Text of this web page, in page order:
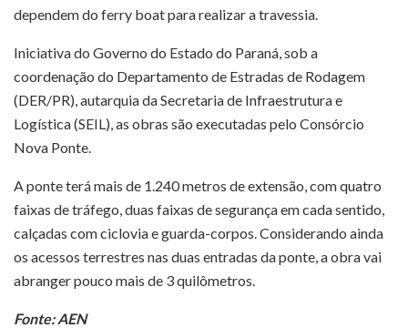
dependem do ferry boat para realizar a travessia.
Iniciativa do Governo do Estado do Paraná, sob a
coordenação do Departamento de Estradas de Rodagem
(DER/PR), autarquia da Secretaria de Infraestrutura e
Logística (SEIL), as obras são executadas pelo Consórcio
Nova Ponte.
A ponte terá mais de 1.240 metros de extensão, com quatro
faixas de tráfego, duas faixas de segurança em cada sentido,
calçadas com ciclovia e guarda-corpos. Considerando ainda
os acessos terrestres nas duas entradas da ponte, a obra vai
abranger pouco mais de 3 quilômetros.
Fonte: AEN